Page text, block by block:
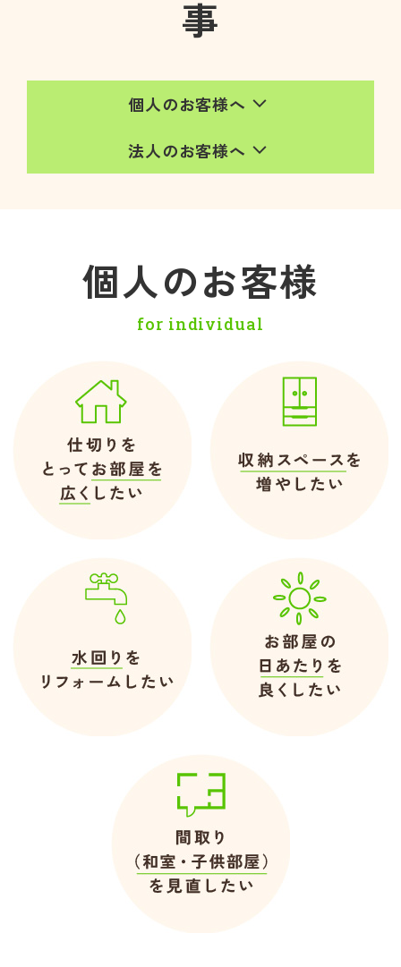
事
個人のお客様へ expand_more
法人のお客様へ expand_more
個人のお客様
for individual